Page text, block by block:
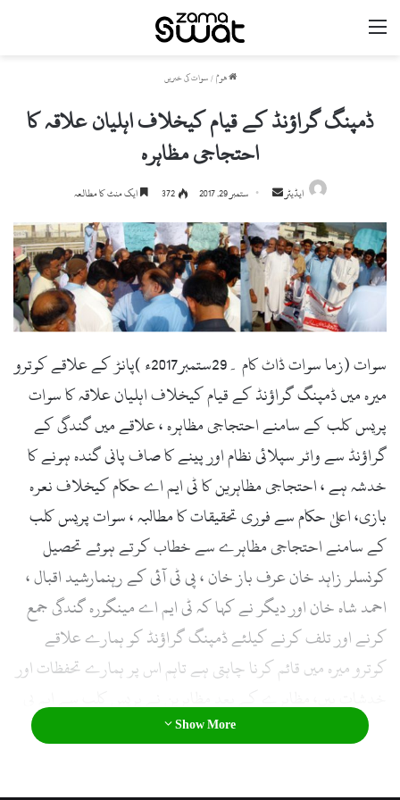
ھوم / سوات کی خبریں
ڈمپنگ گراؤنڈ کے قیام کیخلاف اہلیان علاقہ کا
احتجاجی مظاہرہ
ایڈیٹر
n
d
a
n
e
a
i
l
ستمبر 29, 2017 372 ایک منٹ کا مطالعہ
سوات (زما سوات ڈاٹ کام ۔29ستمبر2017ء )پانڑ کے علاقے کوترو
میرہ میں ڈمپنگ گراؤنڈ کے قیام کیخلاف اہلیان علاقہ کا سوات
پریس کلب کے سامنے احتجاجی مظاہرہ ، علاقے میں گندگی کے
گراؤنڈ سے واٹر سپلائی نظام اور پینے کا صاف پانی گندہ ہونے کا
خدشہ ہے ، احتجاجی مظاہرین کا ٹی ایم اے حکام کیخلاف نعرہ
بازی، اعلیٰ حکام سے فوری تحقیقات کا مطالبہ ، سوات پریس کلب
کے سامنے احتجاجی مظاہرے سے خطاب کرتے ہوئے تحصیل
کونسلر زاہد خان عرف باز خان ، پی ٹی آئی کے رہنمارشید اقبال ،
احمد شاہ خان اور دیگر نے کہا کہ ٹی ایم اے مینگورہ گندگی جمع
کرنے اور تلف کرنے کیلئے ڈمپنگ گراؤنڈ کو ہمارے علاقے
کوترو میرہ میں قائم کرنا چاہتی ہے تاہم اس پر ہمارے تحفظات اور
اے فضل حکیم کے گھر کی طرف روانہ ہوئے اور وہاں پر دھرنا بھی
امن احتجاج کیا اور ڈمپنگ گراؤنڈ کو کہیں اور منتقل کرنے کا
Show More